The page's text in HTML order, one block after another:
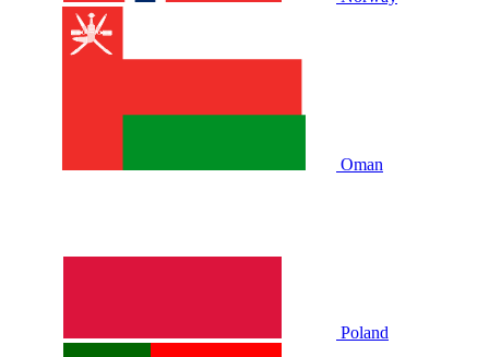
Oman
Poland